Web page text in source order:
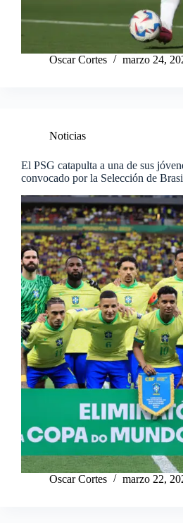
Oscar Cortes marzo 24,
Noticias
El PSG catapulta a una de sus
convocado por la Selección de
Oscar Cortes marzo 22,